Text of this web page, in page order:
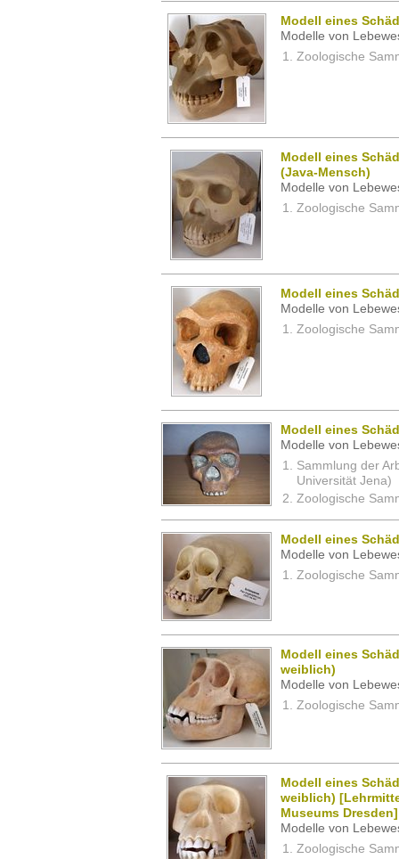
Modell eines
Modelle von
Zoologische
Modell eines
(Java-Mensch)
Modelle von
Zoologische
Modell eines
Modelle von
Zoologische
Modell eines
Modelle von
Sammlung der
Universität Jena)
Zoologische
Modell eines
Modelle von
Zoologische
Modell eines
weiblich)
Modelle von
Zoologische
Modell eines
weiblich)
Museums Dresden]
Modelle von
Zoologische